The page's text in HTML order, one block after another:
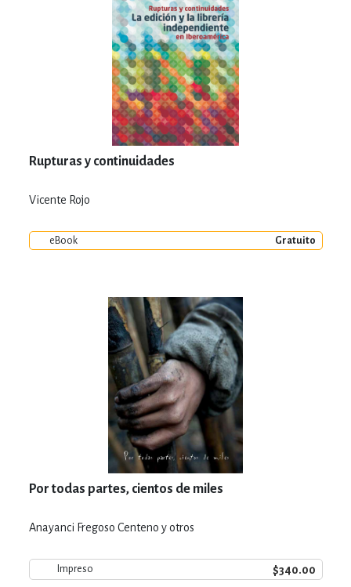
Rupturas y continuidades
Vicente Rojo
eBook Gratuito
Por todas partes, cientos de miles
Anayanci Fregoso Centeno y otros
Impreso $340.00